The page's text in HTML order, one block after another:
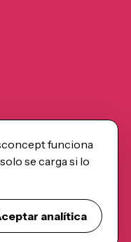
funciona
se carga si lo
analítica